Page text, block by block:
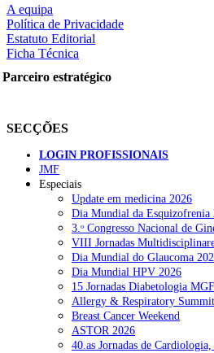
nas redes sociais:
RECENTES
Quase 11.900 jovens recorreram aos
ULS de Coimbra estreia cirurgia
Enfermeiros exigem esclarecimentos
A equipa
Política de Privacidade
Estatuto Editorial
Ficha Técnica
Parceiro estratégico
SECÇÕES
LOGIN PROFISSIONAIS
JMF
Especiais
Update em medicina 2026
Dia Mundial da Esquizofrenia
3.ᵒ Congresso Nacional de
VIII Jornadas
Dia Mundial do Glaucoma
Dia Mundial HPV 2026
15 Jornadas Diabetologia
Allergy & Respiratory
Breast Cancer Weekend
ASTOR 2026
40.as Jornadas de